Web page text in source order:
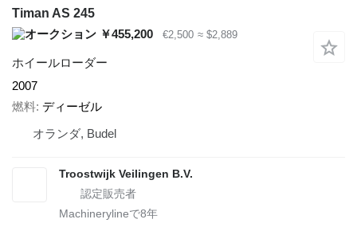
Timan AS 245
￥455,200
€2,500 ≈ $2,889
ホイールローダー
2007
燃料 ディーゼル
オランダ, Budel
Troostwijk Veilingen B.V.
Machinerylineで8年